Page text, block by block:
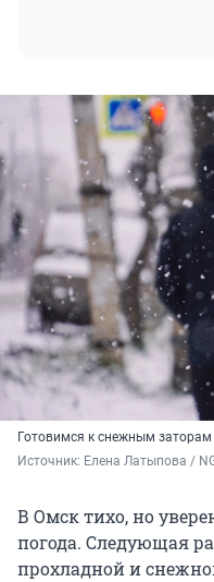
Готовимся к снежным заторам
Источник: Елена Латыпова /
В Омск тихо, но
погода. Следующая
прохладной и